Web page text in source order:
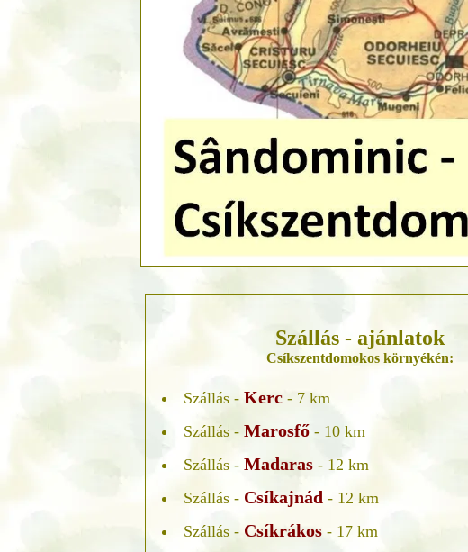
Szállás - ajánlatok
Csíkszentdomokos környékén:
Szállás - Kerc - 7 km
Szállás - Marosfő - 10 km
Szállás - Madaras - 12 km
Szállás - Csíkajnád - 12 km
Szállás - Csíkrákos - 17 km